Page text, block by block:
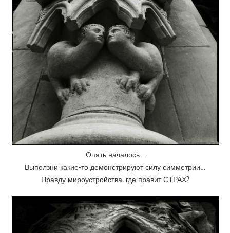
Опять началось…
Выползни какие-то демонстрируют силу симметрии…
Правду мироустройства, где правит СТРАХ?